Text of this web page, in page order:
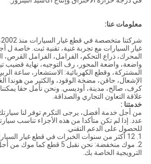
معلومات عنا:
غيار السيارات مع تجربة غنية، تقنية ثبت. خاصة ل
المحرك، ذراع التحكم، الفرامل، الفرامل القرص،
واضعة، واضعة المحور، رف التوجيه، نهاية قضيب
المشتركة، وقطع الكهربائية: الاستشعار، ساعة
الإشعال، حاقن، مضخة الوقود، والكثير من هوندا
كرف، صالح، مدينة، أوديسي. ونحن نأمل حقا يمكننا
علاقة التعاون التجاري والصداقة.
خدمتنا :
من أجل خدمة أفضل، يرجى التكرم توفر لنا
عدد. إذا لم تكن متأكدا من هذه الأجزاء تناسب
للحصول على الدعم التقني.
1. 12 أكثر من سنوات الخبرات في قطع غيار السيارات.
2. موك منخفضة: نحن نقبل 5 قطع كما
الترويجية الخاصة بك.